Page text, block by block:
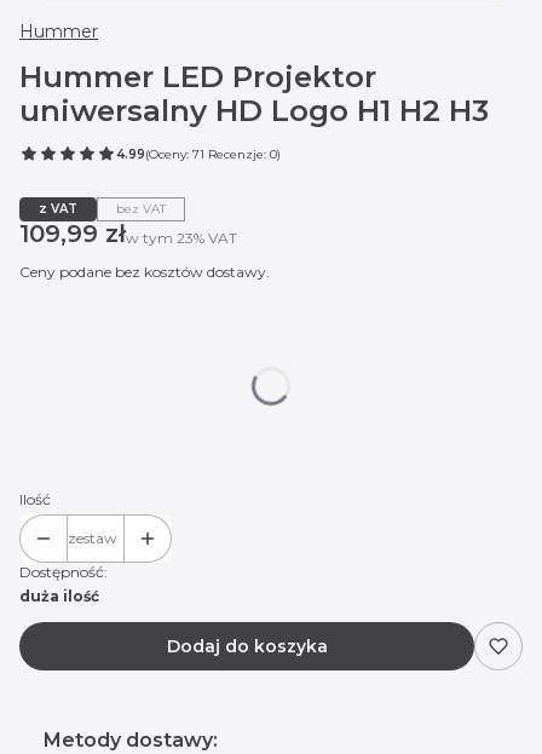
Hummer
Hummer LED Projektor
uniwersalny HD Logo H1 H2 H3
4.99(Oceny: 71 Recenzje: 0)
z VAT bez VAT
Cena
109,99 złw tym 23% VAT
w tym 23% VAT
Ceny podane bez kosztów dostawy.
Ilość
zestaw
Dostępność:
duża ilość
Dodaj do koszyka
Metody dostawy: